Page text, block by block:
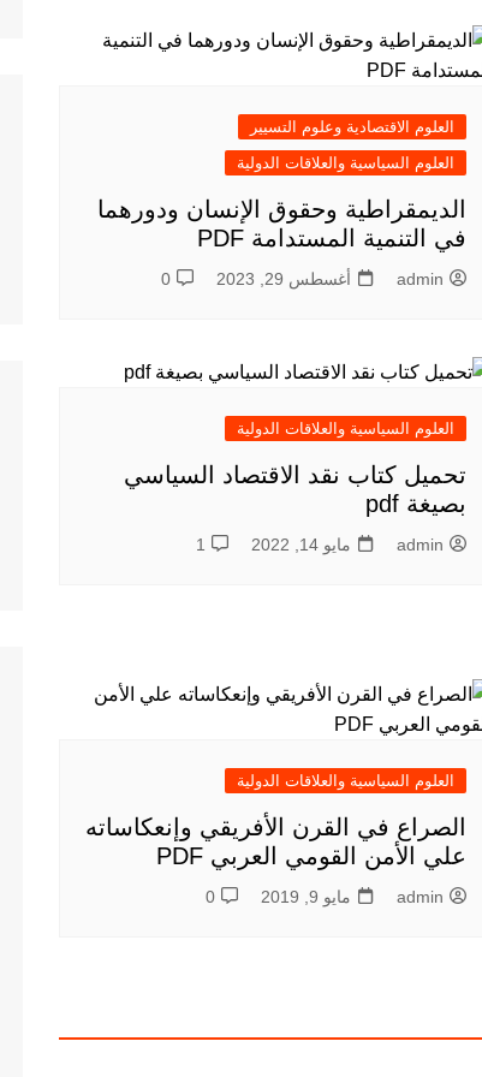
العلوم الاقتصادية وعلوم التسيير
العلوم السياسية والعلاقات الدولية
الديمقراطية وحقوق الإنسان ودورهما
في التنمية المستدامة PDF
admin أغسطس 29, 2023 0
العلوم السياسية والعلاقات الدولية
تحميل كتاب نقد الاقتصاد السياسي
بصيغة pdf
admin مايو 14, 2022 1
العلوم السياسية والعلاقات الدولية
الصراع في القرن الأفريقي وإنعكاساته
علي الأمن القومي العربي PDF
admin مايو 9, 2019 0